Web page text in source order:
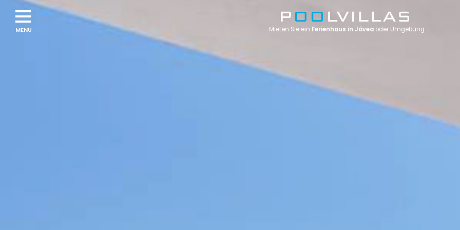
Mieten Sie ein Ferienhaus in Jáveaoder Umgebung
Navigation
menu